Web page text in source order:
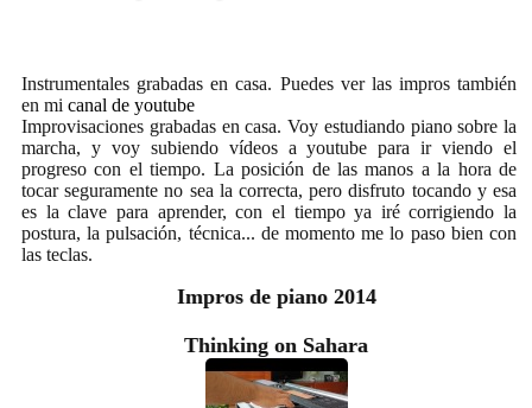
Instrumentales grabadas en casa. Puedes ver las impros también
en mi canal de youtube
Improvisaciones grabadas en casa. Voy estudiando piano sobre la
marcha, y voy subiendo vídeos a youtube para ir viendo el
progreso con el tiempo. La posición de las manos a la hora de
tocar seguramente no sea la correcta, pero disfruto tocando y esa
es la clave para aprender, con el tiempo ya iré corrigiendo la
postura, la pulsación, técnica... de momento me lo paso bien con
las teclas.
Impros de piano 2014
Thinking on Sahara